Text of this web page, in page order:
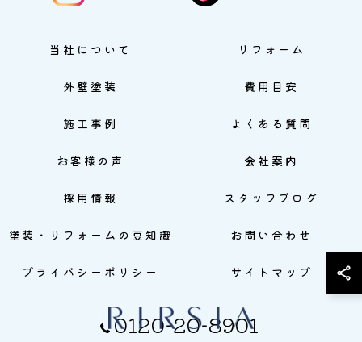
0120-20-8901
当社について リフォーム
外壁塗装 費用目安
施工事例 よくある質問
お客様の声 会社案内
採用情報 スタッフブログ
塗装・リフォームの豆知識 お問い合わせ
プライバシーポリシー サイトマップ